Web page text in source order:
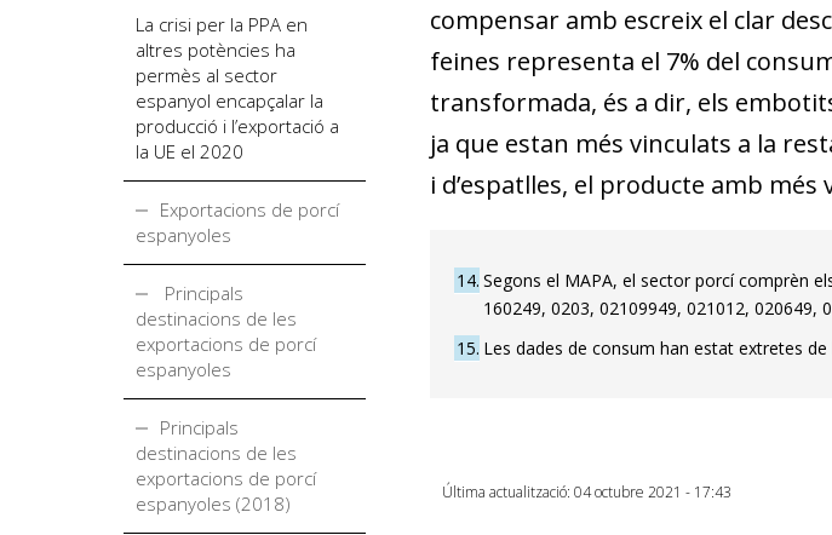
La crisi per la PPA en
altres potències ha
permès al sector
espanyol encapçalar la
producció i l’exportació a
la UE el 2020
Exportacions de porcí
espanyoles
Principals
destinacions de les
exportacions de porcí
espanyoles
Principals
destinacions de les
exportacions de porcí
espanyoles (2018)
compensar amb escreix el clar
feines representa el 7% del
transformada, és a dir, els
ja que estan més vinculats a la
i d’espatlles, el producte amb més
14 Segons el MAPA, el sector porcí comprèn
160249, 0203, 02109949, 021012, 020649,
15 Les dades de consum han estat extretes
Última actualització: 04 octubre 2021 - 17:43